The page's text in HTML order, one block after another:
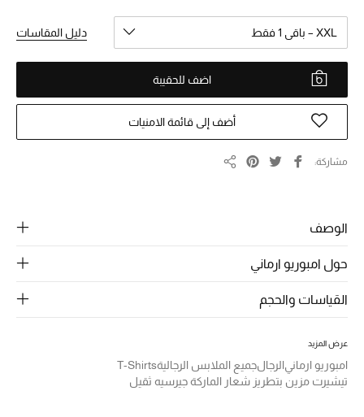
النساء
عرض جميع المنتجات
الموسم الجديد
حصريًا عبر الإنترنت
جميع إصدارتنا النسائية
تشكيلة المناسبات للنساء
الحب للمحلي
XXL – باقي 1 فقط دليل المقاسات
اضف للحقيبة
أضف إلى قائمة الامنيات
مشاركة
الوصف
حول امبوريو ارماني
القياسات والحجم
عرض المزيد
امبوريو ارمانيالرجالجميع الملابس الرجاليةT-Shirts
تيشيرت مزين بتطريز شعار الماركة جيرسيه ثقيل